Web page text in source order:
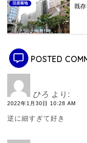
旧居留地 既
POSTED
ひろ より:
2022年1月30日 10:28 AM
逆に細すぎて好き